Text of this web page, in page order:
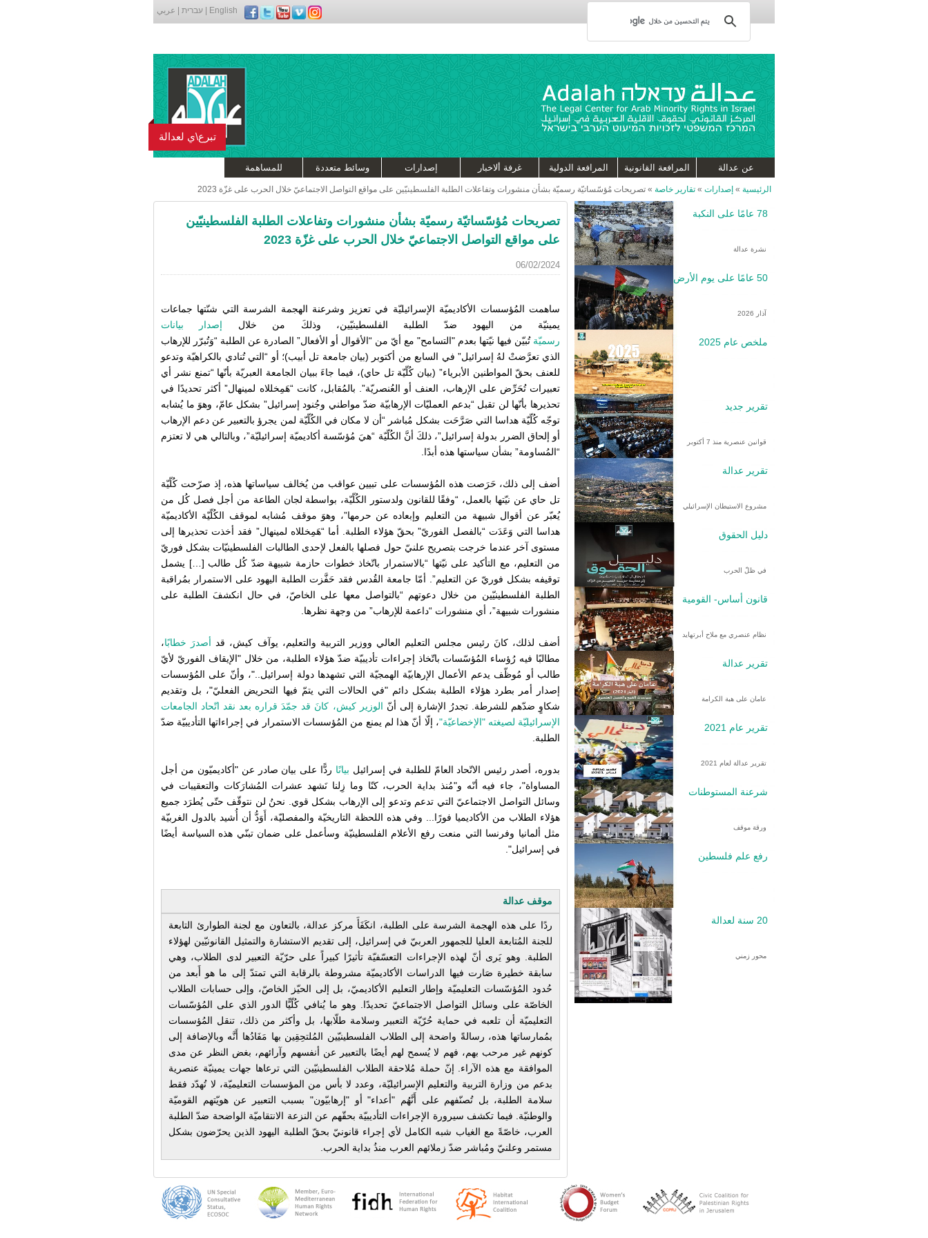
English עברית عربي
عن عدالة المرافعة القانونية المرافعة الدولية غرفة ألاخبار إصدارات وسائط متعددة للمساهمة
تبرع\ي لعدالة
الرئيسية » إصدارات » تقارير خاصة » تصريحات مُؤسّساتيّة رسميّة بشأن منشورات وتفاعلات الطلبة الفلسطينيّين على مواقع التواصل الاجتماعيّ خلال الحرب على غزّة 2023
78 عامًا على النكبة
نشرة عدالة
50 عامًا على يوم الأرض
آذار 2026
ملخص عام 2025
تقرير جديد
قوانين عنصرية منذ 7 أكتوبر
تقرير عدالة
مشروع الاستيطان الإسرائيلي
دليل الحقوق
في ظلّ الحرب
قانون أساس- القومية
نظام عنصري مع ملاح أبرتهايد
تقرير عدالة
عامان على هبة الكرامة
تقرير عام 2021
تقرير عدالة لعام 2021
شرعنة المستوطنات
ورقة موقف
رفع علم فلسطين
20 سنة لعدالة
محور زمني
تصريحات مُؤسّساتيّة رسميّة بشأن منشورات وتفاعلات الطلبة الفلسطينيّين
على مواقع التواصل الاجتماعيّ خلال الحرب على غزّة 2023
06/02/2024
ساهمت المُؤسسات الأكاديميّة الإسرائيليّة في تعزيز وشرعنة الهجمة الشرسة التي شنّتها جماعات
يمينيّة من اليهود ضدّ الطلبة الفلسطينيّين، وذلكَ من خلال
إصدار بيانات
رسميّة تُبيّن فيها نيّتها بعدم "التسامح" مع أيّ من “الأقوال أو الأفعال” الصادرة عن الطلبة “وَتُبرّر للإرهاب
الذي تعرَّضتْ لهُ إسرائيل” في السابع من أكتوبر (بيان جامعة تل أبيب)؛ أو “التي تُنادي بالكراهيّة وتدعو
للعنف بحقّ المواطنين الأبرياء” (بيان كُلّيّة تل حاي)، فيما جاءَ ببيان الجامعة العبريّة بأنّها “تمنع نشر أي
تعبيرات تُحَرِّض على الإرهاب، العنف أو العُنصريّة”. بالمُقابل، كانت “هَمِخللاه لمينهال” أكثر تحديدًا في
تحذيرها بأنّها لن تقبل “بدعم العمليّات الإرهابيّة ضدّ مواطني وجُنود إسرائيل” بشكل عامّ، وهوَ ما يُشابه
توجّه كُلّيّة هداسا التي صَرَّحَت بشكل مُباشر “أن لا مكان في الكُلّيّة لمن يجرؤ بالتعبير عن دعم الإرهاب
أو إلحاق الضرر بدولة إسرائيل”، ذلكَ أنَّ الكُلّيّة “هيَ مُؤسّسة أكاديميّة إسرائيليّة”، وبالتالي هي لا تعتزم
“المُساومة” بشأن سياستها هذه أبدًا.
أضف إلى ذلك، حَرَصت هذه المُؤسسات على تبيين عواقب من يُخالف سياساتها هذه، إذ صرّحت كُلّيّة
تل حاي عن نيّتها بالعمل، “وفقًا للقانون ولدستور الكُلّيّة، بواسطة لجان الطاعة من أجل فصل كُل من
يُعبّر عن أقوال شبيهة من التعليم وإبعاده عن حرمها”، وهوَ موقف مُشابه لموقف الكُلّيّة الأكاديميّة
هداسا التي وَعَدَت “بالفصل الفوريّ” بحقّ هؤلاء الطلبة. أما “هَمِخللاه لمينهال” فقد أخذت تحذيرها إلى
مستوى آخر عندما خرجت بتصريح علنيّ حول فصلها بالفعل لإحدى الطالبات الفلسطينيّات بشكل فوريّ
من التعليم، مع التأكيد على نيّتها “بالاستمرار باتّخاذ خطوات حازمة شبيهة ضدّ كُل طالب […] يشمل
توقيفه بشكل فوريّ عن التعليم”. أمّا جامعة القُدس فقد حَفَّزت الطلبة اليهود على الاستمرار بمُراقبة
الطلبة الفلسطينيّين من خلال دعوتهم “بالتواصل معها على الخاصّ، في حال انكشفَ الطلبة على
منشورات شبيهة”، أي منشورات “داعمة للإرهاب” من وجهة نظرها.
أضف لذلك، كانَ رئيس مجلس التعليم العالي ووزير التربية والتعليم، يوآف كيش، قد أصدرَ خطابًا،
مطالبًا فيه رُؤساء المُؤسّسات باتّخاذ إجراءات تأديبيّة ضدّ هؤلاء الطلبة، من خلال "الإيقاف الفوريّ لأيّ
طالب أو مُوظّف يدعم الأعمال الإرهابيّة الهمجيّة التي تشهدها دولة إسرائيل.."، وأنّ على المُؤسسات
إصدار أمر بطرد هؤلاء الطلبة بشكل دائم "في الحالات التي يتمّ فيها التحريض الفعليّ"، بل وتقديم
شكاوٍ ضدّهم للشرطة. تجدرُ الإشارة إلى أنّ الوزير كيش، كانَ قد جمّدَ قراره بعد نقد اتّحاد الجامعات
الإسرائيليّة لصيغته "الإخضاعيّة"، إلّا أنّ هذا لم يمنع من المُؤسسات الاستمرار في إجراءاتها التأديبيّة ضدّ
الطلبة.
بدوره، أصدر رئيس الاتّحاد العامّ للطلبة في إسرائيل بيانًا ردًّا على بيان صادر عن "أكاديميّون من أجل
المساواة"، جاء فيه أنّه و"مُنذ بداية الحرب، كنّا وما زِلنا نَشهد عشرات المُشارَكات والتعقيبات في
وسائل التواصل الاجتماعيّ التي تدعم وتدعو إلى الإرهاب بشكل قوي. نحنُ لن نتوقّف حتّى يُطرَد جميع
هؤلاء الطلاب من الأكاديميا فورًا... وفي هذه اللحظة التاريخيّة والمفصليّة، أَوَدُّ أن أُشيد بالدول الغربيّة
مثل ألمانيا وفرنسا التي منعت رفع الأعلام الفلسطينيّة وسأعمل على ضمان تبنّي هذه السياسة أيضًا
في إسرائيل".
موقف عدالة
ردًا على هذه الهجمة الشرسة على الطلبة، انكَفَأَ مركز عدالة، بالتعاون مع لجنة الطوارئ التابعة
للجنة المُتابعة العليا للجمهور العربيّ في إسرائيل، إلى تقديم الاستشارة والتمثيل القانونيّين لهؤلاء
الطلبة. وهو يَرى أنّ لهذه الإجراءات التعسّفيّة تأثيرًا كبيراً على حرّيّة التعبير لدى الطلاب، وهي
سابقة خطيرة صَارت فيها الدراسات الأكاديميّة مشروطة بالرقابة التي تمتدّ إلى ما هو أَبعد من
حُدود المُؤسّسات التعليميّة وإطار التعليم الأكاديميّ، بل إلى الحيّز الخاصّ، وإلى حسابات الطلاب
الخاصّة على وسائل التواصل الاجتماعيّ تحديدًا. وهو ما يُنافي كُلّيًّا الدور الذي على المُؤسّسات
التعليميّة أن تلعبه في حماية حُرّيّة التعبير وسلامة طلّابها، بل وأكثر من ذلك، تنقل المُؤسسات
بمُمارساتها هذه، رسالةً واضحة إلى الطلاب الفلسطينيّين المُلتحِقِين بها مَفَادُها أَنَّه وبالإضافة إلى
كونهم غير مرحب بهم، فهم لا يُسمح لهم أيضًا بالتعبير عن أنفسهم وآرائهم، بغض النظر عن مدى
الموافقة مع هذه الآراء. إنّ حملة مُلاحقة الطلاب الفلسطينيّين التي ترعاها جهات يمينيّة عنصرية
بدعم من وزارة التربية والتعليم الإسرائيليّة، وعدد لا بأس من المؤسسات التعليميّة، لا تُهدّد فقط
سلامة الطلبة، بل تُصنّفهم على أَنَّهُم "أعداء" أو "إرهابيّون" بسبب التعبير عن هويّتهم القوميّة
والوطنيّة. فيما تكشف سيرورة الإجراءات التأديبيّة بحقّهم عن النزعة الانتقاميّة الواضحة ضدّ الطلبة
العرب، خاصّةً مع الغياب شبه الكامل لأي إجراء قانونيّ بحقّ الطلبة اليهود الذين يحرّضون بشكل
مستمر وعلنيّ ومُباشر ضدّ زملائهم العرب منذُ بداية الحرب.